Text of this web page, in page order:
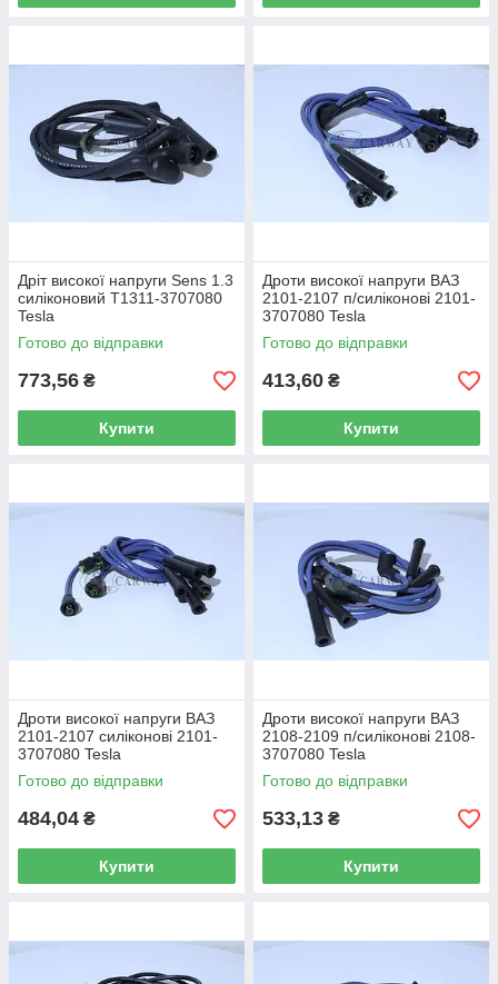
Дріт високої напруги Sens 1.3
силіконовий T1311-3707080
Tesla
Готово до відправки
773,56 ₴
Купити
Дроти високої напруги ВАЗ
2101-2107 п/силіконові 2101-
3707080 Tesla
Готово до відправки
413,60 ₴
Купити
Дроти високої напруги ВАЗ
2101-2107 силіконові 2101-
3707080 Tesla
Готово до відправки
484,04 ₴
Купити
Дроти високої напруги ВАЗ
2108-2109 п/силіконові 2108-
3707080 Tesla
Готово до відправки
533,13 ₴
Купити